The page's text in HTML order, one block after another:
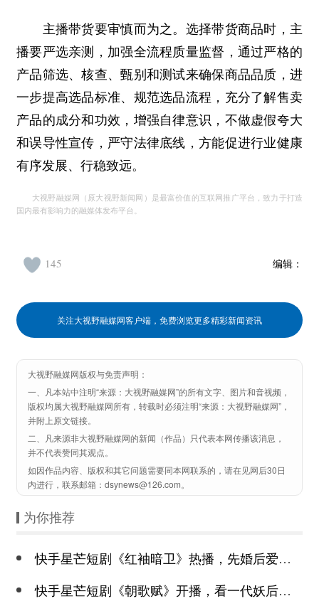
主播带货要审慎而为之。选择带货商品时，主
播要严选亲测，加强全流程质量监督，通过严格的
产品筛选、核查、甄别和测试来确保商品品质，进
一步提高选品标准、规范选品流程，充分了解售卖
产品的成分和功效，增强自律意识，不做虚假夸大
和误导性宣传，严守法律底线，方能促进行业健康
有序发展、行稳致远。
大视野融媒网（原大视野新闻网）是最富价值的互联网推广平台，致力于打造
国内最有影响力的融媒体发布平台。
编辑：
145
关注大视野融媒网客户端，免费浏览更多精彩新闻资讯
大视野融媒网版权与免责声明：
一、凡本站中注明“来源：大视野融媒网”的所有文字、图片和音视频，
版权均属大视野融媒网所有，转载时必须注明“来源：大视野融媒网”，
并附上原文链接。
二、凡来源非大视野融媒网的新闻（作品）只代表本网传播该消息，
并不代表赞同其观点。
如因作品内容、版权和其它问题需要同本网联系的，请在见网后30日
内进行，联系邮箱：dsynews@126.com。
为你推荐
快手星芒短剧《红袖暗卫》热播，先婚后爱诠释别样浪漫
快手星芒短剧《朝歌赋》开播，看一代妖后与心机皇上极限拉扯